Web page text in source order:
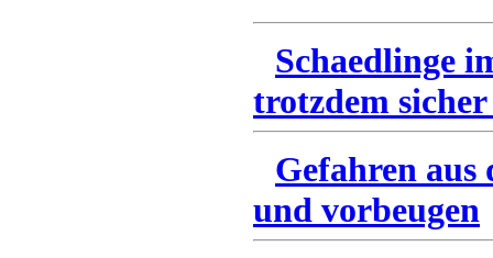
Schaedlinge
trotzdem
Gefahren
und vorbeugen